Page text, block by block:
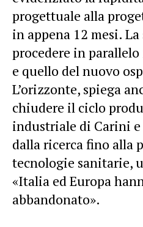
progettuale alla
in appena 12 mesi.
procedere in
e quello del nuovo
L’orizzonte, spiega
chiudere il ciclo
industriale di Carini
dalla ricerca fino alla
tecnologie sanitarie,
«Italia ed Europa
abbandonato».